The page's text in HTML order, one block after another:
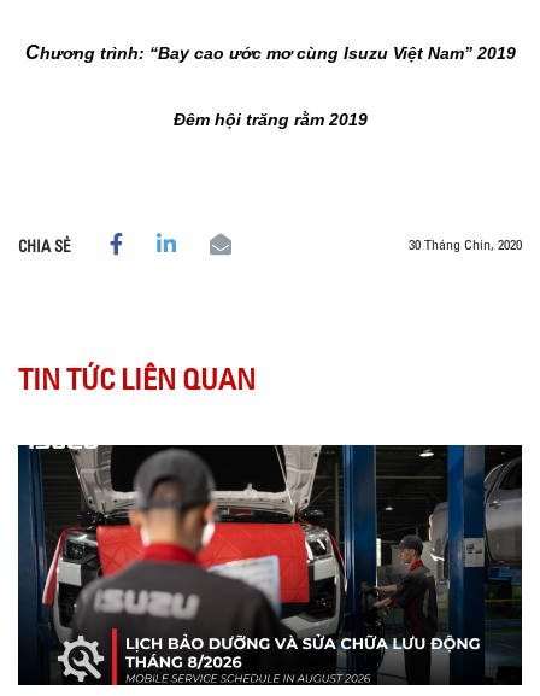
Chương trình: “Bay cao ước mơ cùng Isuzu Việt Nam” 2019
Đêm hội trăng rằm 2019
CHIA SẺ 30 Tháng Chín, 2020
TIN TỨC LIÊN QUAN